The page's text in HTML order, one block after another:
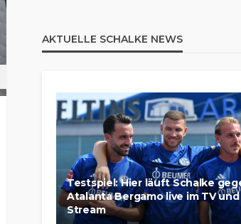
AKTUELLE SCHALKE NEWS
Testspiel: Hier läuft Schalke
Atalanta Bergamo live im TV und
Stream